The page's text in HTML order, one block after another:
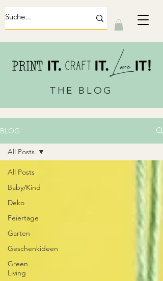
THE BLOG
BLOG
All Posts
Baby/Kind
Deko
Feiertage
Garten
Geschenkideen
Green
Living
All Posts